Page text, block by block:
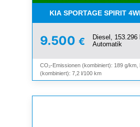
KIA SPORTAGE SPIRIT
9.500 €
Diesel, 153.296
Automatik
CO₂-Emissionen (kombiniert): 189 g/
(kombiniert): 7,2 l/100 km